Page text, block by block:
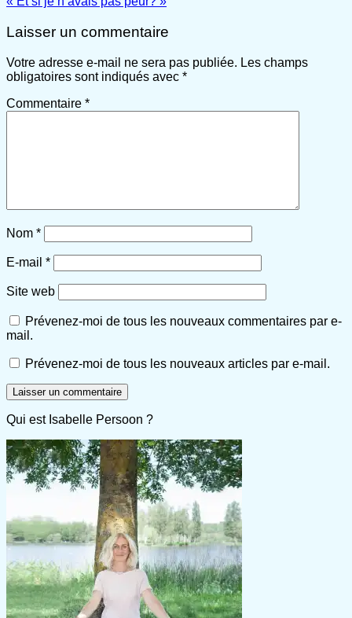
Laisser un commentaire
Votre adresse e-mail ne sera pas publiée. Les champs
obligatoires sont indiqués avec *
Commentaire *
Nom *
E-mail *
Site web
Prévenez-moi de tous les nouveaux commentaires par e-
mail.
Prévenez-moi de tous les nouveaux articles par e-mail.
Qui est Isabelle Persoon ?